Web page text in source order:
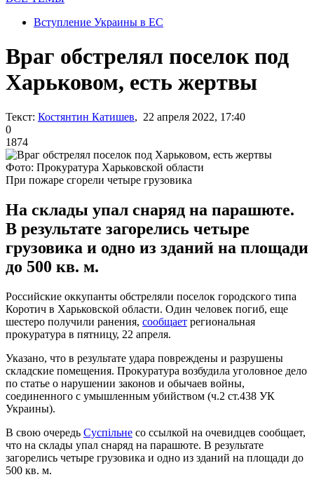
Вступление Украины в ЕС
Враг обстрелял поселок под
Харьковом, есть жертвы
Текст: Костянтин Катишев, 22 апреля 2022, 17:40
0
1874
Фото: Прокуратура Харьковской области
При пожаре сгорели четыре грузовика
На склады упал снаряд на парашюте.
В результате загорелись четыре
грузовика и одно из зданий на площади
до 500 кв. м.
Российские оккупанты обстреляли поселок городского типа
Коротич в Харьковской области. Один человек погиб, еще
шестеро получили ранения, сообщает региональная
прокуратура в пятницу, 22 апреля.
Указано, что в результате удара повреждены и разрушены
складские помещения. Прокуратура возбудила уголовное дело
по статье о нарушении законов и обычаев войны,
соединенного с умышленным убийством (ч.2 ст.438 УК
Украины).
В свою очередь Суспільне со ссылкой на очевидцев сообщает,
что на склады упал снаряд на парашюте. В результате
загорелись четыре грузовика и одно из зданий на площади до
500 кв. м.